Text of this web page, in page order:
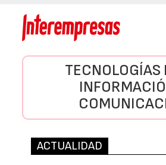
TECNOLOGÍAS
ACTUALIDAD